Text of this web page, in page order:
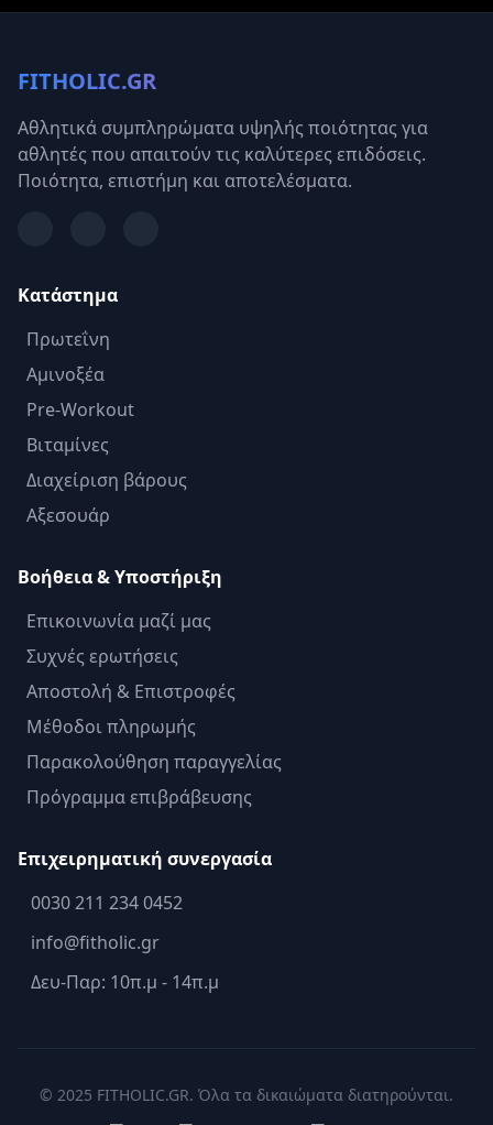
FITHOLIC.GR
Αθλητικά συμπληρώματα υψηλής ποιότητας για
αθλητές που απαιτούν τις καλύτερες επιδόσεις.
Ποιότητα, επιστήμη και αποτελέσματα.
Κατάστημα
Πρωτεΐνη
Αμινοξέα
Pre-Workout
Βιταμίνες
Διαχείριση βάρους
Αξεσουάρ
Βοήθεια & Υποστήριξη
Επικοινωνία μαζί μας
Συχνές ερωτήσεις
Αποστολή & Επιστροφές
Μέθοδοι πληρωμής
Παρακολούθηση παραγγελίας
Πρόγραμμα επιβράβευσης
Επιχειρηματική συνεργασία
0030 211 234 0452
info@fitholic.gr
Δευ-Παρ: 10π.μ - 14π.μ
© 2025 FITHOLIC.GR. Όλα τα δικαιώματα διατηρούνται.